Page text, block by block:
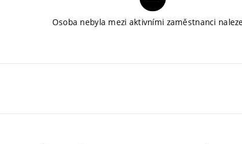
Osoba nebyla mezi aktivními zaměstnanci